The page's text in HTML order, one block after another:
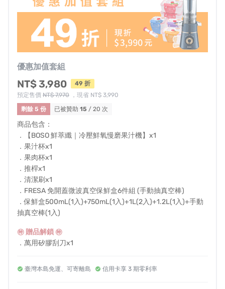
根據千名以上網友調查，
成健康阻礙的主因。
生活壓力加上飲食不均更是造成
※資料引用自《衛服部》焦點新聞
優惠加值套組
NT$ 3,980
49 折
預定售價 NT$ 7,970 ，現省 NT$ 3,990
剩餘 5 份
已被贊助 15 / 20 次
商品包含：
．【BOSO 鮮萃纖｜冷壓鮮氧慢磨果汁機】x1
．果汁杯x1
．果肉杯x1
．推桿x1
．清潔刷x1
．FRESA 免開蓋微波真空保鮮盒6件組 (手動抽真空棒)
．保鮮盒500mL(1入)+750mL(1入)+1L(2入)+1.2L(1入)+手動
抽真空棒(1入)
㊕ 贈品解鎖 ㊕
．萬用矽膠刮刀x1
✧ 主機保固一年，配件除外 ✧
臺灣本島免運、可寄離島 信用卡享 3 期零利率